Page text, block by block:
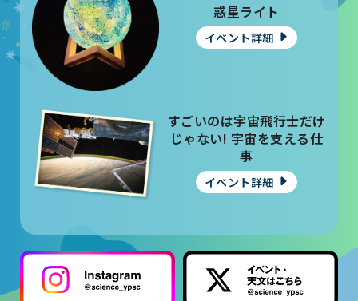
惑星ライト
イベント詳細
すごいのは宇宙飛行士だけ
じゃない! 宇宙を支える仕
事
イベント詳細